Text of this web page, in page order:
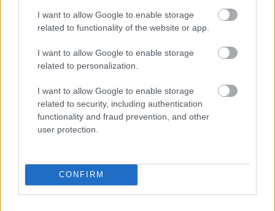
I want to allow Google to enable storage
related to functionality of the website or app.
I want to allow Google to enable storage
related to personalization.
I want to allow Google to enable storage
related to security, including authentication
functionality and fraud prevention, and other
user protection.
CONFIRM
épületbiztonsági megoldások megbízható szállítója,
mely jelentős erőfeszítéseket tesz a folyamatos
Siemens Zrt. Building technology üzletágvezetője.
Diákok a munkaerőpiacon: Így formálják a 2026-os
trendeket a fiatalok elvárásai (X)
A diákoknak már nem elég a magas órabér,